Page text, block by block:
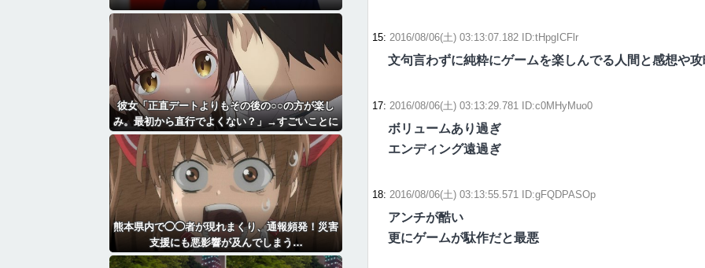
15: 2016/08/06(土) 03:13:07.182 ID:tHpgICFlr
文句言わずに純粋にゲームを楽しんでる人間と感想や
17: 2016/08/06(土) 03:13:29.781 ID:c0MHyMuo0
ボリュームあり過ぎ
エンディング遠過ぎ
18: 2016/08/06(土) 03:13:55.571 ID:gFQDPASOp
アンチが酷い
更にゲームが駄作だと最悪
彼女「正直デートよりもその後の○○の方が楽し
み。最初から直行でよくない？」→すごいことに
なる・・・・・・
熊本県内で◯◯者が現れまくり、通報頻発！災害
支援にも悪影響が及んでしまう…